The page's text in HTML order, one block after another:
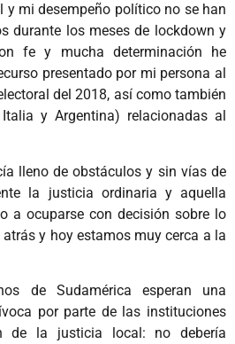
y mi desempeño político no se han
durante los meses de lockdown y
fe y mucha determinación he
presentado por mi persona al
del 2018, así como también
y Argentina) relacionadas al
lleno de obstáculos y sin vías de
la justicia ordinaria y aquella
a ocuparse con decisión sobre lo
y hoy estamos muy cerca a la
de Sudamérica esperan una
por parte de las instituciones
de la justicia local: no debería